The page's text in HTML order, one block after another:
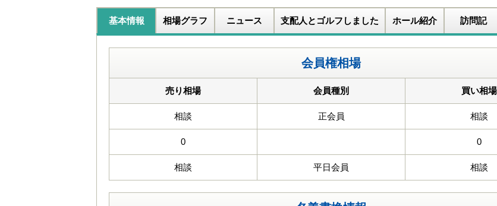
基本情報 相場グラフ ニュース 支配人とゴルフしました ホール紹介 訪問記
会員権相場
売り相場 会員種別 買い相場
相談 正会員 相談
0 0
相談 平日会員 相談